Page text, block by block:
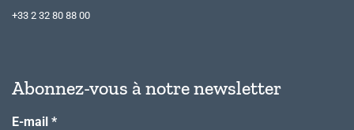
+33 2 32 80 88 00
Abonnez-vous à notre newsletter
E-mail *